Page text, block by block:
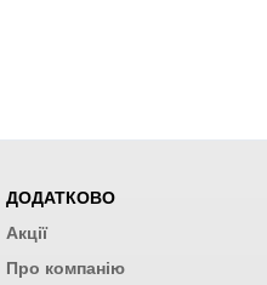
ДОДАТКОВО
Акції
Про компанію